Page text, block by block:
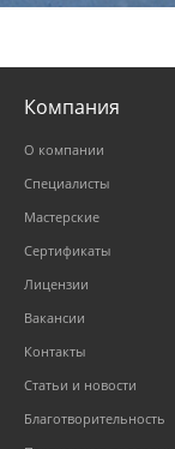
Компания
О компании
Специалисты
Мастерские
Сертификаты
Лицензии
Вакансии
Контакты
Статьи и новости
Благотворительность